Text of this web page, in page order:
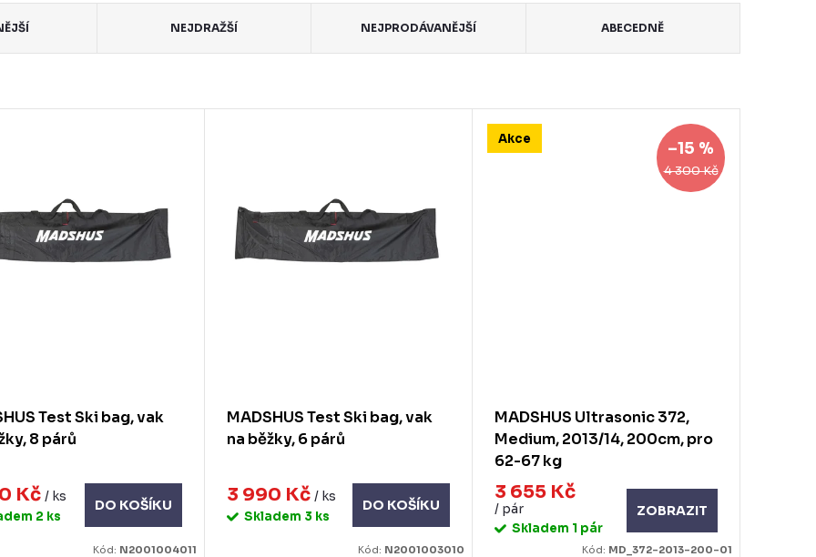
NEJDRAŽŠÍ NEJPRODÁVANĚJŠÍ ABECEDNĚ
Test Ski bag, vak
8 párů
Kč/ ks
2 ks
DO KOŠÍKU
Kód: N2001004011
MADSHUS Test Ski bag, vak
na běžky, 6 párů
3 990 Kč / ks
Skladem 3 ks
DO KOŠÍKU
Kód: N2001003010
Akce
4 300 Kč
–15 %
MADSHUS Ultrasonic 372,
Medium, 2013/14, 200cm, pro
62-67 kg
3 655 Kč
/ pár
Skladem 1 pár
ZOBRAZIT
Kód: MD_372-2013-200-01